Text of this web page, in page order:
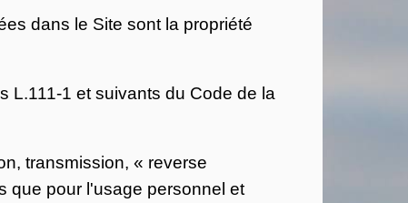
dans le Site sont la propriété
L.111-1 et suivants du Code de la
transmission, « reverse
que pour l'usage personnel et